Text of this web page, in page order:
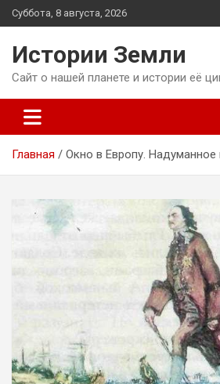
Перейти
к
Суббота, 8 августа, 2026
Истории Земли
Сайт о нашей планете и истории её
Главная Окно в Европу. Надуманное